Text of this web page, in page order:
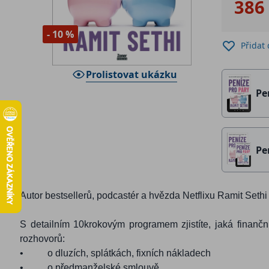
- 10 %
Prolistovat ukázku
Přidat
Autor bestsellerů, podcastér a hvězda Netflixu Ramit
S detailním 10krokovým programem zjistíte, jaká
rozhovorů:
•
o dluzích, splátkách, fixních nákladech